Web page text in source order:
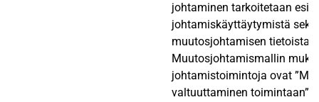
johtaminen tarkoitetaan
johtamiskäyttäytymistä sekä
muutosjohtamisen tietoista
Muutosjohtamismallin
johtamistoimintoja ovat
valtuuttaminen toimintaan”,